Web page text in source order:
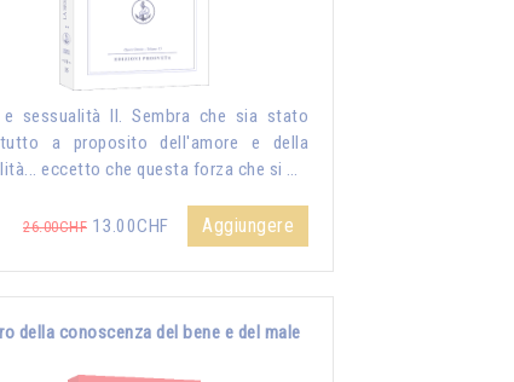
e sessualità II. Sembra che sia stato
a proposito dell'amore e della
eccetto che questa forza che si …
26.00CHF 13.00CHF Aggiungere
della conoscenza del bene e del male